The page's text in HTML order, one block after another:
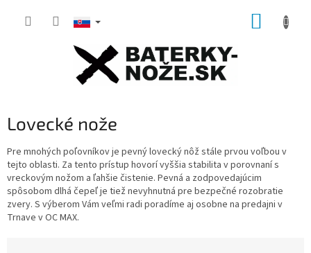
Lovecké nože
Pre mnohých poľovníkov je pevný lovecký nôž stále prvou voľbou v
tejto oblasti. Za tento prístup hovorí vyššia stabilita v porovnaní s
vreckovým nožom a ľahšie čistenie. Pevná a zodpovedajúcim
spôsobom dlhá čepeľ je tiež nevyhnutná pre bezpečné rozobratie
zvery. S výberom Vám veľmi radi poradíme aj osobne na predajni v
Trnave v OC MAX.